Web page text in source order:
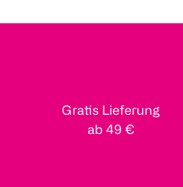
Gratis Lieferung
ab 49 €